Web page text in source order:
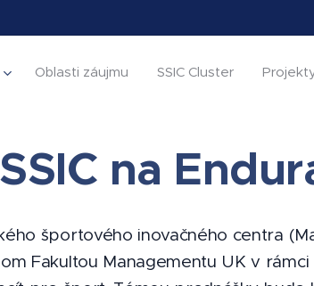
Oblasti záujmu SSIC Cluster
SSIC na
športového inovačného centra
Fakultou Managementu UK v